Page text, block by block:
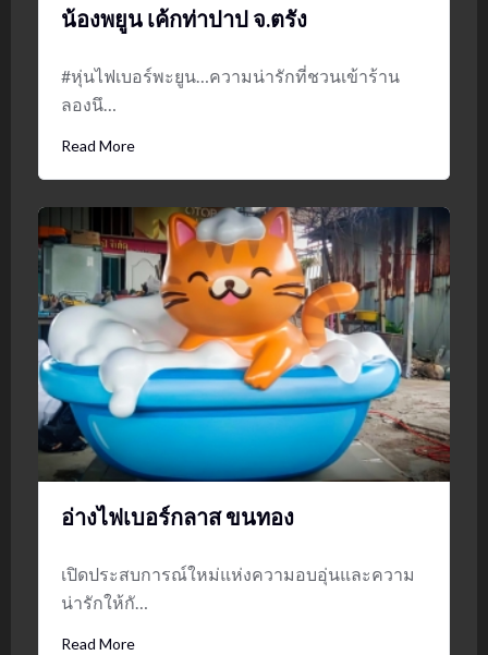
น้องพยูน เค้กท่าปาป จ.ตรัง
#หุ่นไฟเบอร์พะยูน…ความน่ารักที่ชวนเข้าร้าน
ลองนึ…
Read More
อ่างไฟเบอร์กลาส ขนทอง
เปิดประสบการณ์ใหม่แห่งความอบอุ่นและความ
น่ารักให้กั…
Read More